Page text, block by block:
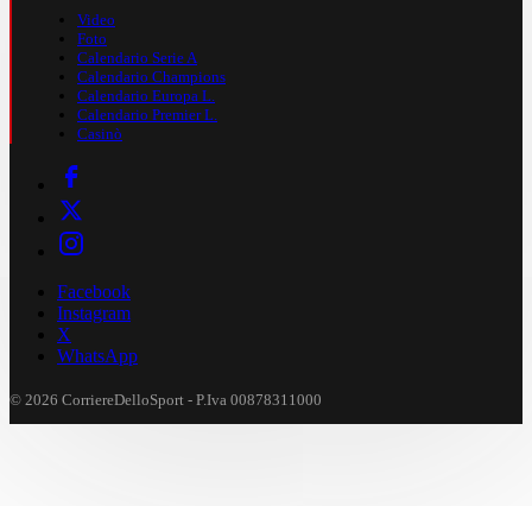
Video
Foto
Calendario Serie A
Calendario Champions
Calendario Europa L.
Calendario Premier L.
Casinò
Facebook
Instagram
X
WhatsApp
© 2026 CorriereDelloSport - P.Iva 00878311000